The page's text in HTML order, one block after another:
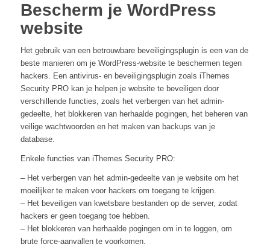
Bescherm je WordPress
website
Het gebruik van een betrouwbare beveiligingsplugin is een van de
beste manieren om je WordPress-website te beschermen tegen
hackers. Een antivirus- en beveiligingsplugin zoals iThemes
Security PRO kan je helpen je website te beveiligen door
verschillende functies, zoals het verbergen van het admin-
gedeelte, het blokkeren van herhaalde pogingen, het beheren van
veilige wachtwoorden en het maken van backups van je
database.
Enkele functies van iThemes Security PRO:
– Het verbergen van het admin-gedeelte van je website om het
moeilijker te maken voor hackers om toegang te krijgen.
– Het beveiligen van kwetsbare bestanden op de server, zodat
hackers er geen toegang toe hebben.
– Het blokkeren van herhaalde pogingen om in te loggen, om
brute force-aanvallen te voorkomen.